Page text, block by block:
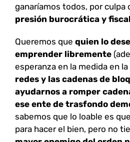
ganaríamos todos, por culpa
presión burocrática y fiscal
Queremos que quien lo
emprender libremente
esperanza en la medida en la
redes y las cadenas de
ayudarnos a romper
ese ente de trasfondo
sabemos que lo loable es
para hacer el bien, pero no